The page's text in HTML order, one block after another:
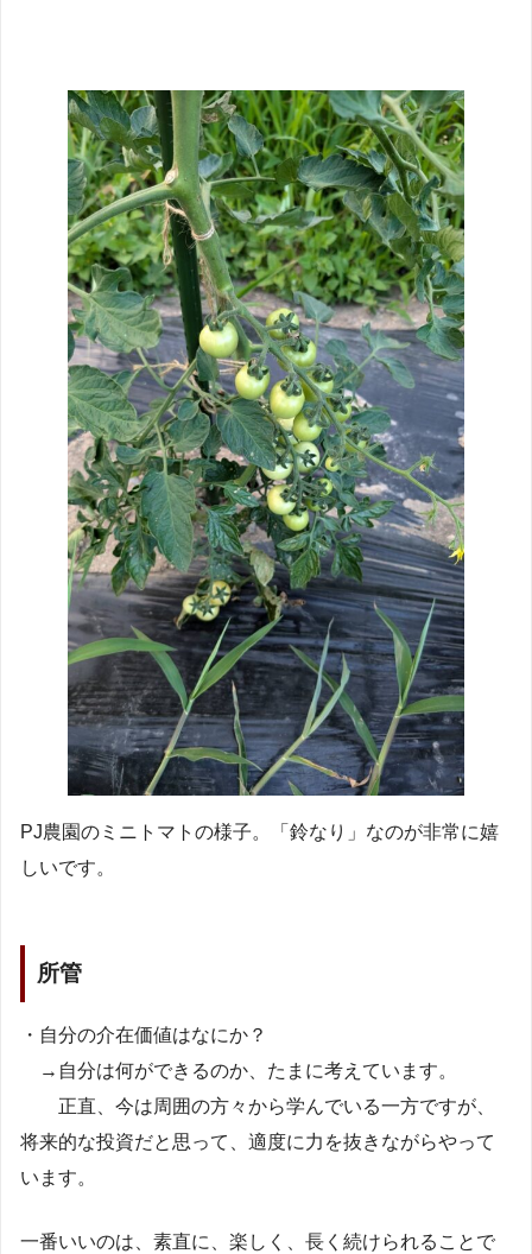
PJ農園のミニトマトの様子。「鈴なり」なのが非常に嬉
しいです。
所管
・自分の介在価値はなにか？
→自分は何ができるのか、たまに考えています。
正直、今は周囲の方々から学んでいる一方ですが、
将来的な投資だと思って、適度に力を抜きながらやって
います。
一番いいのは、素直に、楽しく、長く続けられることで